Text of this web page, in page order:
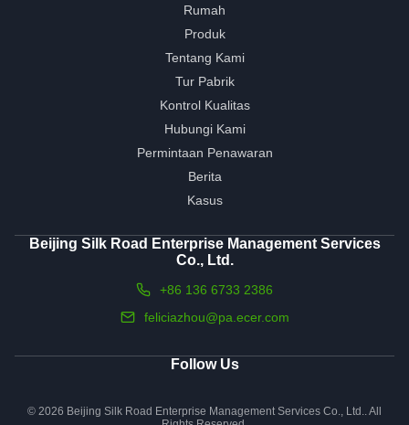
Rumah
Produk
Tentang Kami
Tur Pabrik
Kontrol Kualitas
Hubungi Kami
Permintaan Penawaran
Berita
Kasus
Beijing Silk Road Enterprise Management Services
Co., Ltd.
+86 136 6733 2386
feliciazhou@pa.ecer.com
Follow Us
© 2026 Beijing Silk Road Enterprise Management Services Co., Ltd.. All